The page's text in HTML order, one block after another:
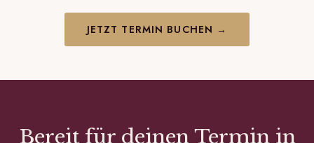
JETZT TERMIN BUCHEN →
Bereit für deinen Termin in